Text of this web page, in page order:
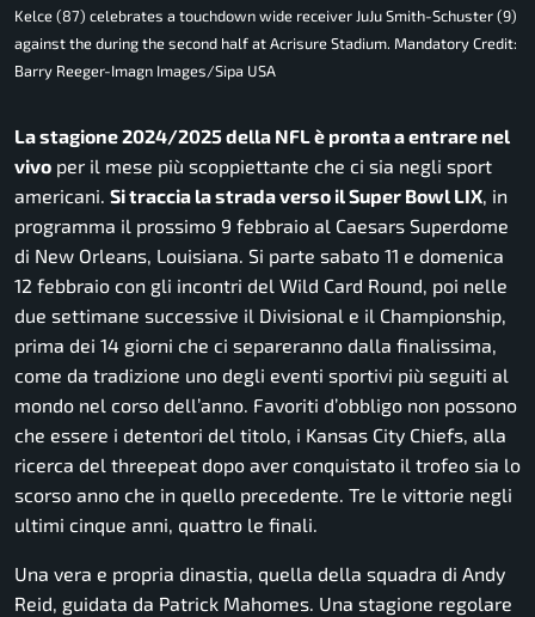
Kelce (87) celebrates a touchdown wide receiver JuJu Smith-Schuster (9)
against the during the second half at Acrisure Stadium. Mandatory Credit:
Barry Reeger-Imagn Images/Sipa USA
La stagione 2024/2025 della NFL è pronta a entrare nel
vivo per il mese più scoppiettante che ci sia negli sport
americani. Si traccia la strada verso il Super Bowl LIX, in
programma il prossimo 9 febbraio al Caesars Superdome
di New Orleans, Louisiana. Si parte sabato 11 e domenica
12 febbraio con gli incontri del Wild Card Round, poi nelle
due settimane successive il Divisional e il Championship,
prima dei 14 giorni che ci separeranno dalla finalissima,
come da tradizione uno degli eventi sportivi più seguiti al
mondo nel corso dell’anno. Favoriti d’obbligo non possono
che essere i detentori del titolo, i Kansas City Chiefs, alla
ricerca del threepeat dopo aver conquistato il trofeo sia lo
scorso anno che in quello precedente. Tre le vittorie negli
ultimi cinque anni, quattro le finali.
Una vera e propria dinastia, quella della squadra di Andy
Reid, guidata da Patrick Mahomes. Una stagione regolare